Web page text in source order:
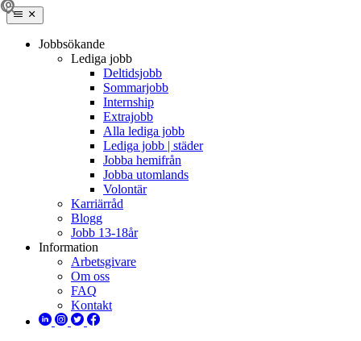
Jobbsökande
Lediga jobb
Deltidsjobb
Sommarjobb
Internship
Extrajobb
Alla lediga jobb
Lediga jobb | städer
Jobba hemifrån
Jobba utomlands
Volontär
Karriärråd
Blogg
Jobb 13-18år
Information
Arbetsgivare
Om oss
FAQ
Kontakt